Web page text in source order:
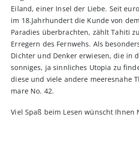
Eiland, einer Insel der Liebe. Seit
im 18.Jahrhundert die Kunde von
Paradies überbrachten, zählt Tahiti
Erregern des Fernwehs. Als
Dichter und Denker erwiesen, die in
sonniges, ja sinnliches Utopia zu
diese und viele andere meeresnahe
mare No. 42.
Viel Spaß beim Lesen wünscht Ihnen